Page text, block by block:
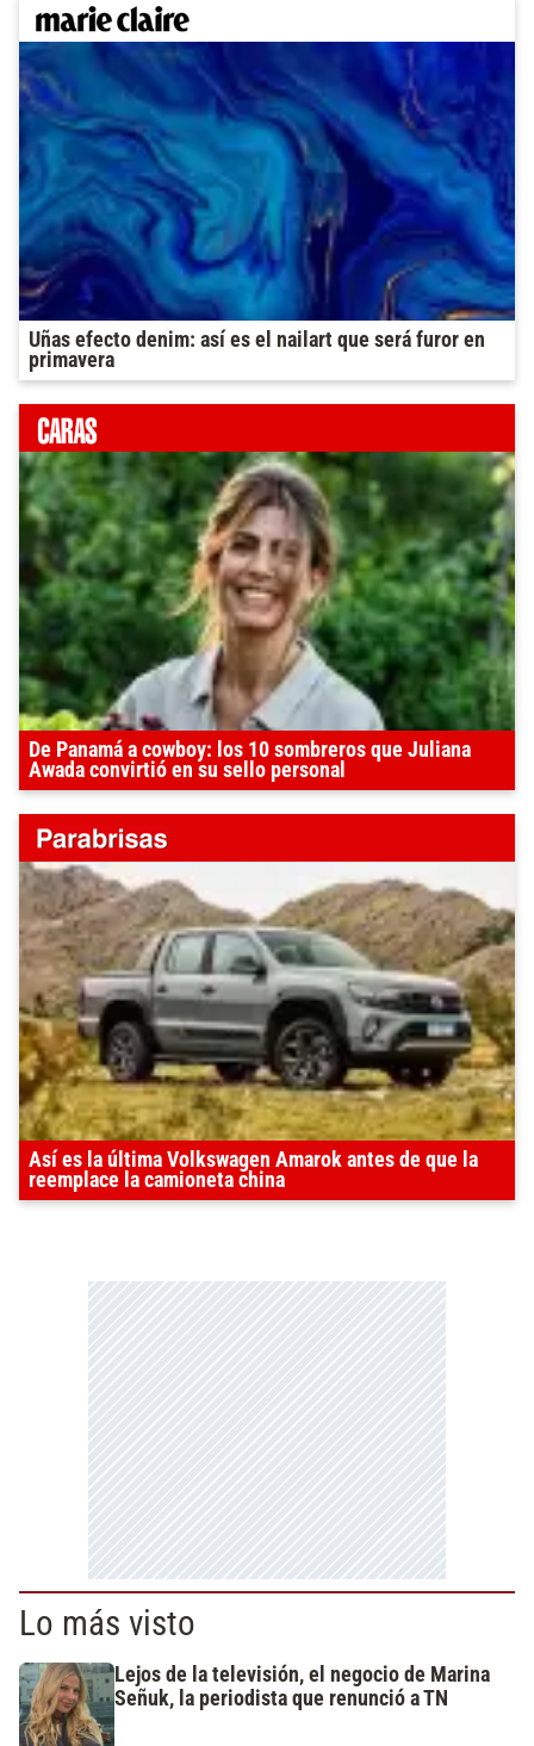
Uñas efecto denim: así es el nailart que será furor en
primavera
De Panamá a cowboy: los 10 sombreros que Juliana
Awada convirtió en su sello personal
Así es la última Volkswagen Amarok antes de que la
reemplace la camioneta china
Lo más visto
Lejos de la televisión, el negocio de Marina
Señuk, la periodista que renunció a TN